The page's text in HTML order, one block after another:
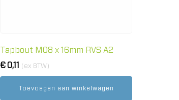
Tapbout M08 x 16mm RVS A2
€0,11 (ex BTW)
Toevoegen aan winkelwagen